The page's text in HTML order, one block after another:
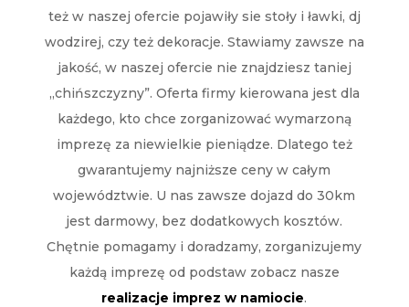
też w naszej ofercie pojawiły sie stoły i ławki, dj
wodzirej, czy też dekoracje. Stawiamy zawsze na
jakość, w naszej ofercie nie znajdziesz taniej
„chińszczyzny”. Oferta firmy kierowana jest dla
każdego, kto chce zorganizować wymarzoną
imprezę za niewielkie pieniądze. Dlatego też
gwarantujemy najniższe ceny w całym
województwie. U nas zawsze dojazd do 30km
jest darmowy, bez dodatkowych kosztów.
Chętnie pomagamy i doradzamy, zorganizujemy
każdą imprezę od podstaw zobacz nasze
realizacje imprez w namiocie.